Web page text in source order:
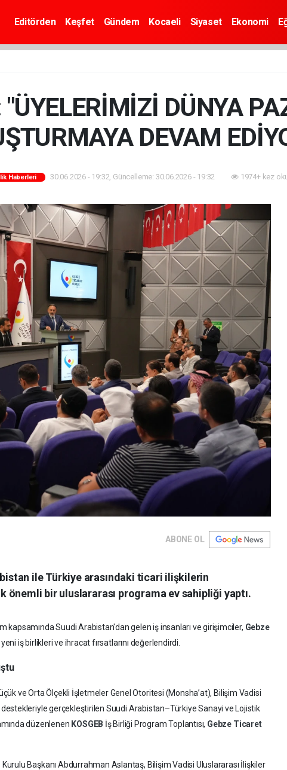
Editörden Keşfet Gündem Kocaeli Siyaset Ekonomi
DÜNYA
DEVAM
Haberleri 30.06.2026 - 19:32, Güncelleme: 30.06.2026 - 19:32 1974+ kez
ABONE OL
ile Türkiye arasındaki ticari ilişkilerin
önemli bir uluslararası programa ev sahipliği yaptı.
kapsamında Suudi Arabistan'dan gelen iş insanları ve girişimciler, Gebze
iş birlikleri ve ihracat fırsatlarını değerlendirdi.
ve Orta Ölçekli İşletmeler Genel Otoritesi (Monsha’at), Bilişim Vadisi
destekleriyle gerçekleştirilen Suudi Arabistan–Türkiye Sanayi ve Lojistik
düzenlenen KOSGEB İş Birliği Program Toplantısı, Gebze Ticaret
Başkanı Abdurrahman Aslantaş, Bilişim Vadisi Uluslararası İlişkiler